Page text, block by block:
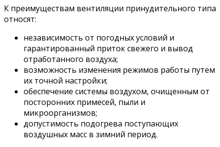
К преимуществам вентиляции принудительного типа
относят:
независимость от погодных условий и
гарантированный приток свежего и вывод
отработанного воздуха;
возможность изменения режимов работы путем
их точной настройки;
обеспечение системы воздухом, очищенным от
посторонних примесей, пыли и
микроорганизмов;
допустимость подогрева поступающих
воздушных масс в зимний период.